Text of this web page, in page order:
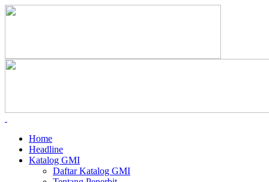
Home
Headline
Katalog GMI
Daftar Katalog GMI